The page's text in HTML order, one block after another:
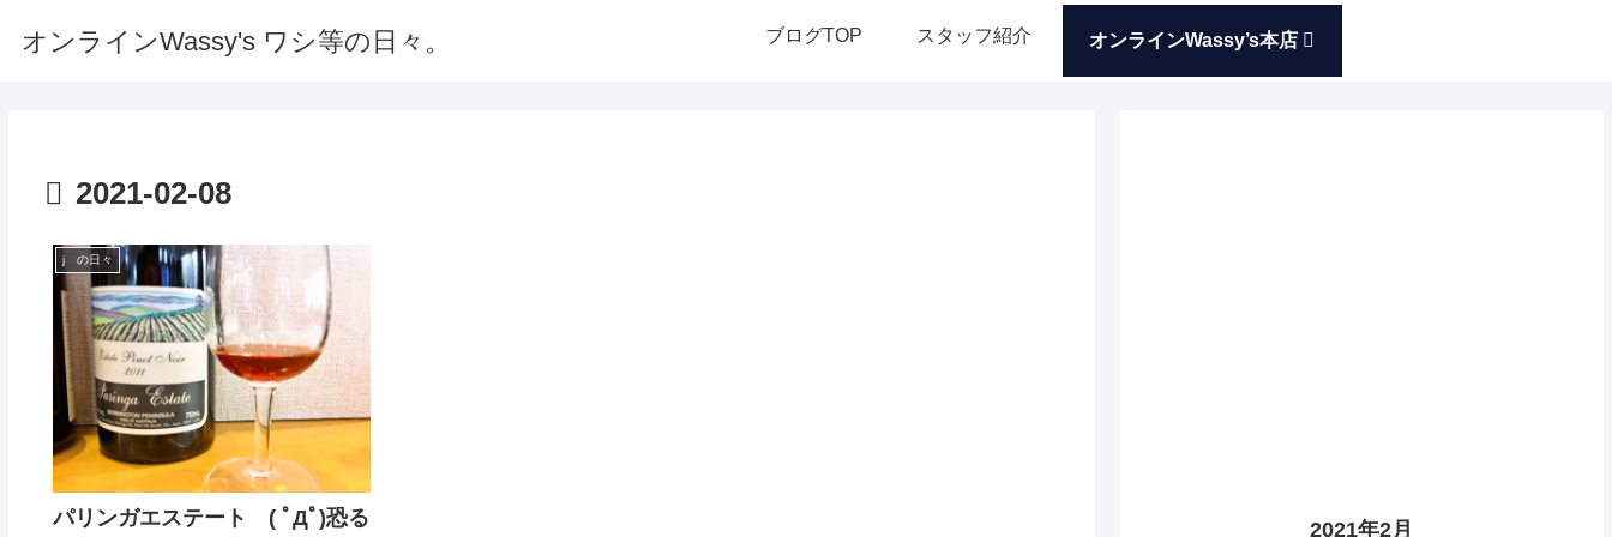
オンラインWassy's ワシ等の日々。 ブログTOP スタッフ紹介 オンラインWassy’s本店
2021-02-08
j の日々
パリンガエステート ( ﾟДﾟ)恐る
2021年2月